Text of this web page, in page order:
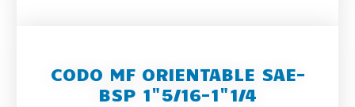
CODO MF ORIENTABLE SAE-
BSP 1"5/16-1"1/4